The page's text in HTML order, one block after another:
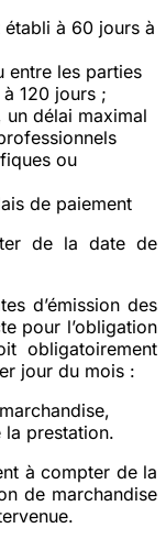
établi à 60 jours à
entre les parties
120 jours ;
un délai maximal
ou
de paiement
de la date de
d’émission des
pour l’obligation
obligatoirement
jour du mois :
la prestation.
à compter de la
de marchandise